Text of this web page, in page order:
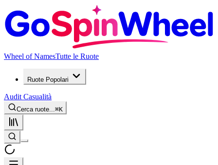
Wheel of NamesTutte le Ruote
Ruote Popolari
Audit Casualità
Cerca ruote... ⌘K